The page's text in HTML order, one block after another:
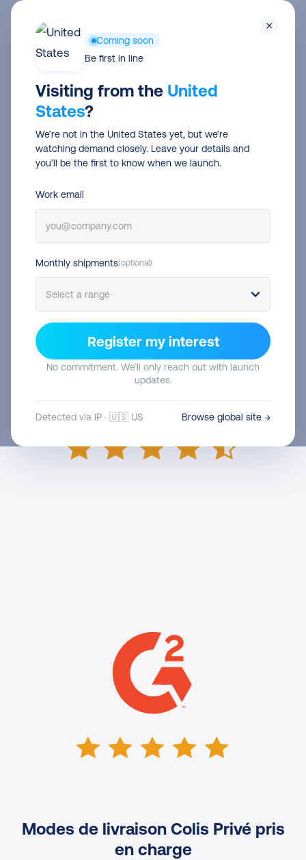
Skip
Connectez PrestaShop avec Colis
Privé et expédiez encore plus
facilement
Colis Privé et commencez à expédiez plus
efficacement.
Connectez PrestaShop avec Colis Privé
Modes de livraison Colis Privé pris
en charge
×
Coming soon
Be first in line
Visiting from the United
States?
We’re not in the United States yet, but we’re
watching demand closely. Leave your details and
you’ll be the first to know when we launch.
Work email
Monthly shipments(optional)
Register my interest
No commitment. We’ll only reach out with launch
updates.
Detected via IP · 🇺🇸 US Browse global site →